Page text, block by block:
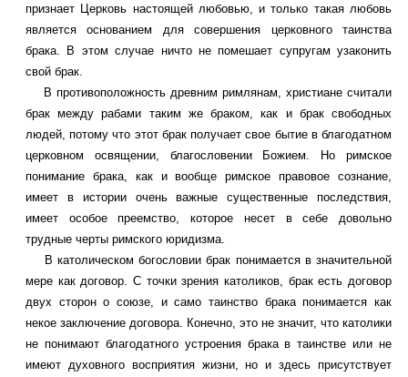
признает Церковь настоящей любовью, и только такая любовь
является основанием для совершения церковного таинства
брака. В этом случае ничто не помешает супругам узаконить
свой брак.
В противоположность древним римлянам, христиане считали
брак между рабами таким же браком, как и брак свободных
людей, потому что этот брак получает свое бытие в благодатном
церковном освящении, благословении Божием. Но римское
понимание брака, как и вообще римское правовое сознание,
имеет в истории очень важные существенные последствия,
имеет особое преемство, которое несет в себе довольно
трудные черты римского юридизма.
В католическом богословии брак понимается в значительной
мере как договор. С точки зрения католиков, брак есть договор
двух сторон о союзе, и само таинство брака понимается как
некое заключение договора. Конечно, это не значит, что католики
не понимают благодатного устроения брака в таинстве или не
имеют духовного восприятия жизни, но и здесь присутствует